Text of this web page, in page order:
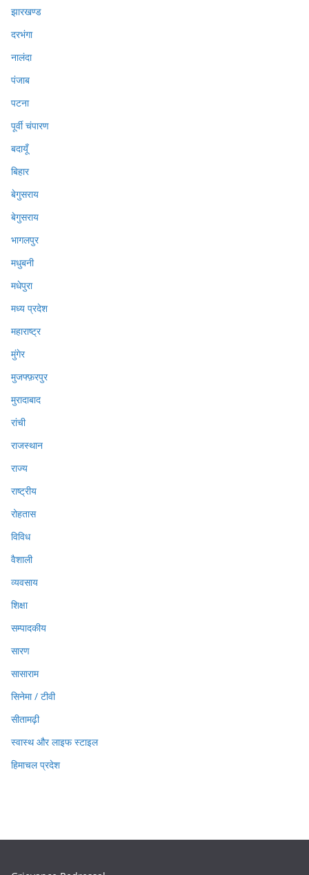
झारखण्ड
दरभंगा
नालंदा
पंजाब
पटना
पूर्वी चंपारण
बदायूँ
बिहार
बेगुसराय
बेगुसराय
भागलपुर
मधुबनी
मधेपुरा
मध्य प्रदेश
महाराष्ट्र
मुंगेर
मुजफ्फ़रपुर
मुरादाबाद
रांची
राजस्थान
राज्य
राष्ट्रीय
रोहतास
विविध
वैशाली
व्यवसाय
शिक्षा
सम्पादकीय
सारण
सासाराम
सिनेमा / टीवी
सीतामढ़ी
स्वास्थ और लाइफ स्टाइल
हिमाचल प्रदेश